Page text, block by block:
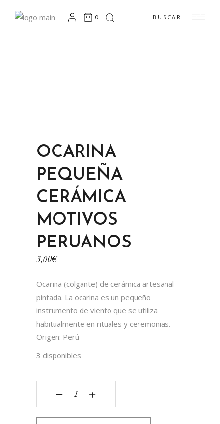
0 Search
for:
OCARINA
PEQUEÑA
CERÁMICA
MOTIVOS
PERUANOS
3,00€
Ocarina (colgante) de cerámica artesanal
pintada. La ocarina es un pequeño
instrumento de viento que se utiliza
habitualmente en rituales y ceremonias.
Origen: Perú
3 disponibles
Ocarina pequeña cerámica motivos peruanos
‒ +